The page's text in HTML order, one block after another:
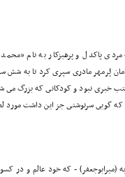
خانه مردى پاکدل و پرهیزکار به
پُرمهر مادرى سپرى کرد تا به شش
نبود و کودکانى که بزرگ مى
که گویى سرنوشتى جز این داشت
(میرابوجعفر) - که خود عالم و در